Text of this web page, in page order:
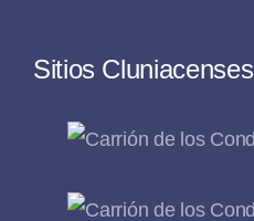
Sitios Cluniacenses